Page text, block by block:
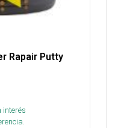
Rapair Putty
interés